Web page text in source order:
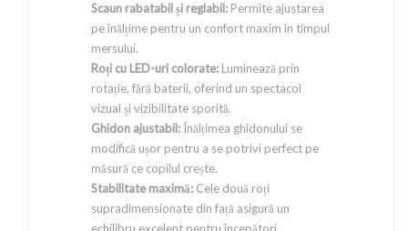
Scaun rabatabil și reglabil: Permite ajustarea
pe înălțime pentru un confort maxim în timpul
mersului.
Roți cu LED-uri colorate: Luminează prin
rotație, fără baterii, oferind un spectacol
vizual și vizibilitate sporită.
Ghidon ajustabil: Înălțimea ghidonului se
modifică ușor pentru a se potrivi perfect pe
măsură ce copilul crește.
Stabilitate maximă: Cele două roți
supradimensionate din față asigură un